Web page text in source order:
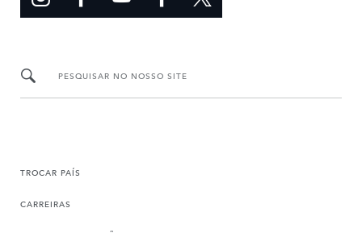
PESQUISAR NO NOSSO SITE
TROCAR PAÍS
CARREIRAS